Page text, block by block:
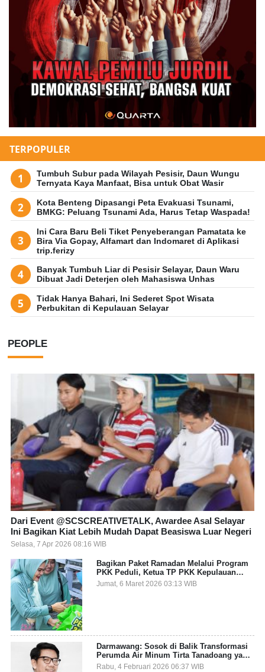
TERPOPULER
Tumbuh Subur pada Wilayah Pesisir, Daun Wungu
Ternyata Kaya Manfaat, Bisa untuk Obat Wasir
Kota Benteng Dipasangi Peta Evakuasi Tsunami,
BMKG: Peluang Tsunami Ada, Harus Tetap Waspada!
Ini Cara Baru Beli Tiket Penyeberangan Pamatata ke
Bira Via Gopay, Alfamart dan Indomaret di Aplikasi
trip.ferizy
Banyak Tumbuh Liar di Pesisir Selayar, Daun Waru
Dibuat Jadi Deterjen oleh Mahasiswa Unhas
Tidak Hanya Bahari, Ini Sederet Spot Wisata
Perbukitan di Kepulauan Selayar
PEOPLE
Dari Event @SCSCREATIVETALK, Awardee Asal Selayar
Ini Bagikan Kiat Lebih Mudah Dapat Beasiswa Luar Negeri
Selasa, 7 Apr 2026 08:16 WIB
Bagikan Paket Ramadan Melalui Program
PKK Peduli, Ketua TP PKK Kepulauan
Selayar: Puasa Adalah Ajang Melatih
Kepekaan Sosial
Jumat, 6 Maret 2026 03:13 WIB
Darmawang: Sosok di Balik Transformasi
Perumda Air Minum Tirta Tanadoang yang
Makin Inovatif
Rabu, 4 Februari 2026 06:37 WIB